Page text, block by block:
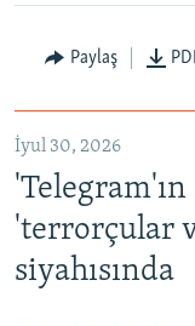
Paylaş
İyul 30, 2026
'terrorçular
siyahısında